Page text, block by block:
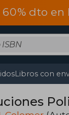
60% dto
Libros con